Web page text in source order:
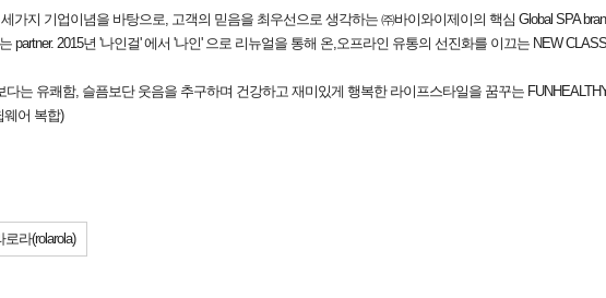
세가지 기업이념을 바탕으로, 고객의 믿음을 최우선으로 생각하는 ㈜바이와이제이의 핵심 Global SPA
partner. 2015년 '나인걸' 에서 '나인' 으로 리뉴얼을 통해 온,오프라인 유통의 선진화를 이끄는 NEW
다는 유쾌함, 슬픔보단 웃음을 추구하며 건강하고 재미있게 행복한 라이프스타일을 꿈꾸는
웨어 복합)
로라(rolarola)